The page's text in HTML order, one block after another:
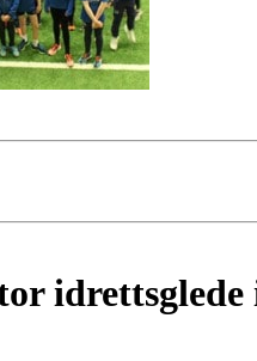
idrettsglede